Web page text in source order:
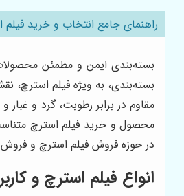
راهنمای جامع انتخاب و خرید
بسته‌بندی ایمن و مطمئن
بسته‌بندی، به ویژه فیلم استرچ،
مقاوم در برابر رطوبت، گرد و
محصول و خرید فیلم استرچ
در حوزه فروش فیلم استرچ و
انواع فیلم استرچ و